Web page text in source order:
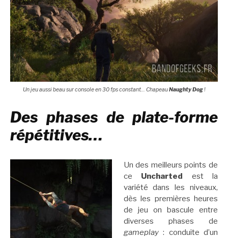
Un jeu aussi beau sur console en 30 fps constant… ChapeauNaughty Dog!
Des phases de plate-forme
répétitives…
Un des meilleurs points de
ce Uncharted est la
variété dans les niveaux,
dès les premières heures
de jeu on bascule entre
diverses phases de
gameplay: conduite d’un